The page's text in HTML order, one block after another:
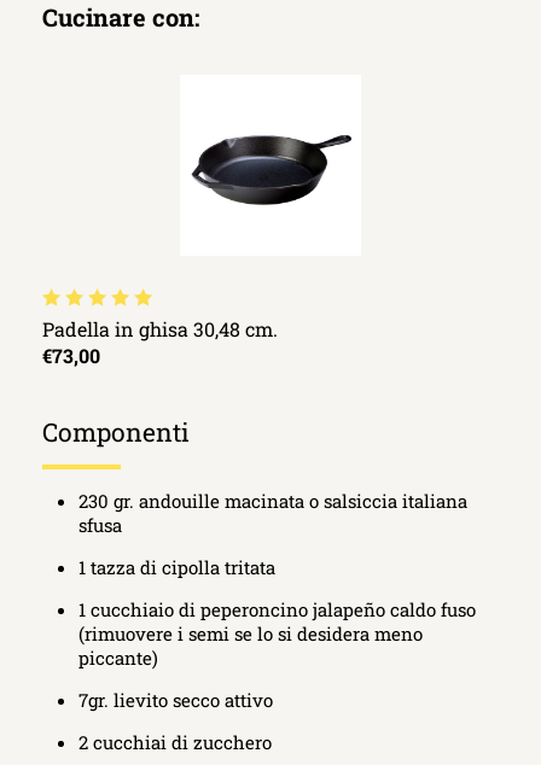
Cucinare con:
Padella in ghisa 30,48 cm.
€73,00
Componenti
230 gr. andouille macinata o salsiccia italiana
sfusa
1 tazza di cipolla tritata
1 cucchiaio di peperoncino jalapeño caldo fuso
(rimuovere i semi se lo si desidera meno
piccante)
7gr. lievito secco attivo
2 cucchiai di zucchero